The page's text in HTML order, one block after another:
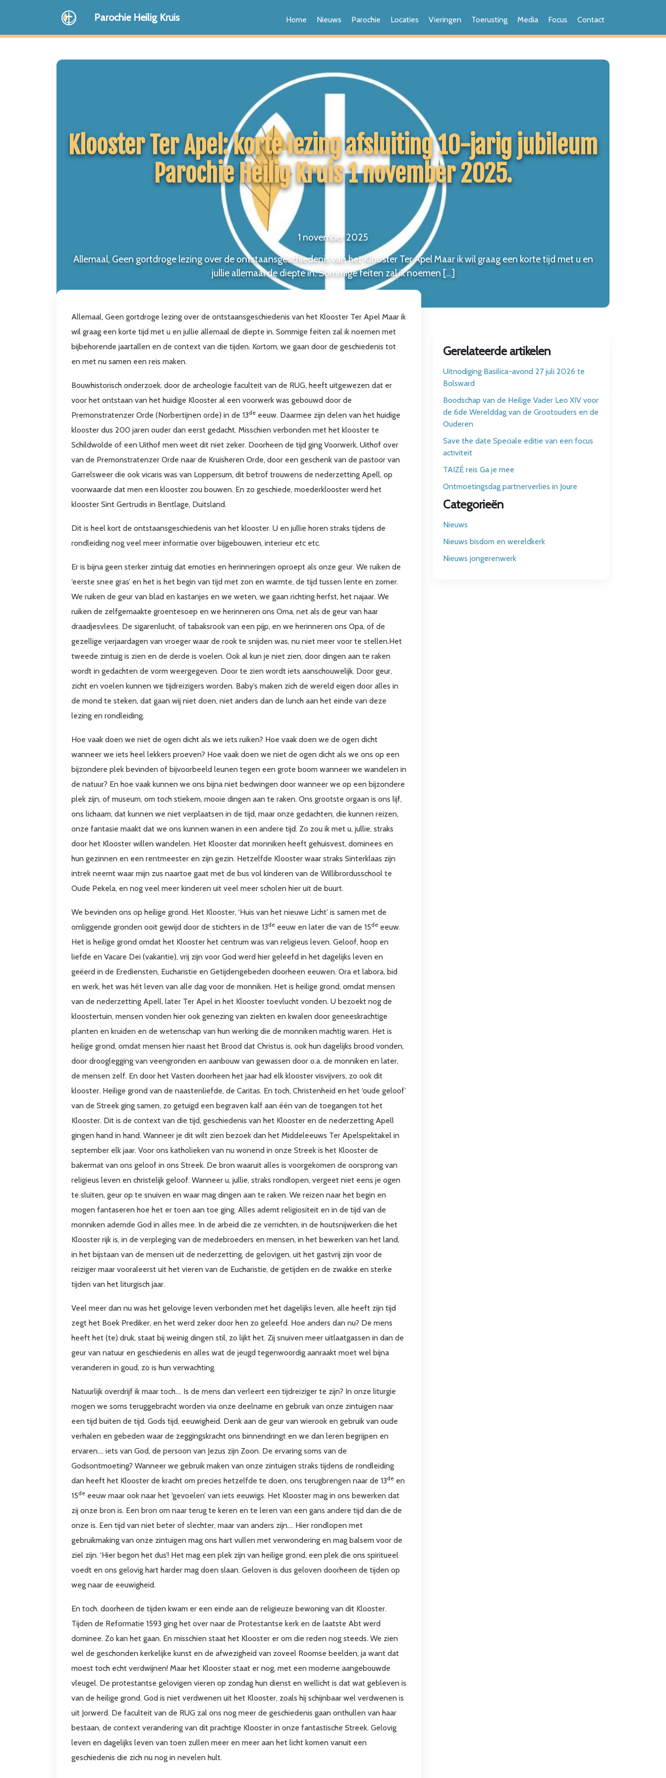
Parochie Heilig Kruis Home Nieuws Parochie Locaties Vieringen Toerusting Media Focus Contact
Klooster Ter Apel: korte lezing afsluiting 10-jarig jubileum
Parochie Heilig Kruis 1 november 2025.
1 november 2025
Allemaal, Geen gortdroge lezing over de ontstaansgeschiedenis van het Klooster Ter Apel Maar ik wil graag een korte tijd met u en
jullie allemaal de diepte in. Sommige feiten zal ik noemen […]
Allemaal, Geen gortdroge lezing over de ontstaansgeschiedenis van het Klooster Ter Apel Maar ik
wil graag een korte tijd met u en jullie allemaal de diepte in. Sommige feiten zal ik noemen met
bijbehorende jaartallen en de context van die tijden. Kortom, we gaan door de geschiedenis tot
en met nu samen een reis maken.
Bouwhistorisch onderzoek, door de archeologie faculteit van de RUG, heeft uitgewezen dat er
voor het ontstaan van het huidige Klooster al een voorwerk was gebouwd door de
Premonstratenzer Orde (Norbertijnen orde) in de 13de eeuw. Daarmee zijn delen van het huidige
klooster dus 200 jaren ouder dan eerst gedacht. Misschien verbonden met het klooster te
Schildwolde of een Uithof men weet dit niet zeker. Doorheen de tijd ging Voorwerk, Uithof over
van de Premonstratenzer Orde naar de Kruisheren Orde, door een geschenk van de pastoor van
Garrelsweer die ook vicaris was van Loppersum, dit betrof trouwens de nederzetting Apell, op
voorwaarde dat men een klooster zou bouwen. En zo geschiede, moederklooster werd het
klooster Sint Gertrudis in Bentlage, Duitsland.
Dit is heel kort de ontstaansgeschiedenis van het klooster. U en jullie horen straks tijdens de
rondleiding nog veel meer informatie over bijgebouwen, interieur etc etc.
Er is bijna geen sterker zintuig dat emoties en herinneringen oproept als onze geur. We ruiken de
‘eerste snee gras’ en het is het begin van tijd met zon en warmte, de tijd tussen lente en zomer.
We ruiken de geur van blad en kastanjes en we weten, we gaan richting herfst, het najaar. We
ruiken de zelfgemaakte groentesoep en we herinneren ons Oma, net als de geur van haar
draadjesvlees. De sigarenlucht, of tabaksrook van een pijp, en we herinneren ons Opa, of de
gezellige verjaardagen van vroeger waar de rook te snijden was, nu niet meer voor te stellen.Het
tweede zintuig is zien en de derde is voelen. Ook al kun je niet zien, door dingen aan te raken
wordt in gedachten de vorm weergegeven. Door te zien wordt iets aanschouwelijk. Door geur,
zicht en voelen kunnen we tijdreizigers worden. Baby’s maken zich de wereld eigen door alles in
de mond te steken, dat gaan wij niet doen, niet anders dan de lunch aan het einde van deze
lezing en rondleiding.
Hoe vaak doen we niet de ogen dicht als we iets ruiken? Hoe vaak doen we de ogen dicht
wanneer we iets heel lekkers proeven? Hoe vaak doen we niet de ogen dicht als we ons op een
bijzondere plek bevinden of bijvoorbeeld leunen tegen een grote boom wanneer we wandelen in
de natuur? En hoe vaak kunnen we ons bijna niet bedwingen door wanneer we op een bijzondere
plek zijn, of museum, om toch stiekem, mooie dingen aan te raken. Ons grootste orgaan is ons lijf,
ons lichaam, dat kunnen we niet verplaatsen in de tijd, maar onze gedachten, die kunnen reizen,
onze fantasie maakt dat we ons kunnen wanen in een andere tijd. Zo zou ik met u, jullie, straks
door het Klooster willen wandelen. Het Klooster dat monniken heeft gehuisvest, dominees en
hun gezinnen en een rentmeester en zijn gezin. Hetzelfde Klooster waar straks Sinterklaas zijn
intrek neemt waar mijn zus naartoe gaat met de bus vol kinderen van de Willibrordusschool te
Oude Pekela, en nog veel meer kinderen uit veel meer scholen hier uit de buurt.
We bevinden ons op heilige grond. Het Klooster, ‘Huis van het nieuwe Licht’ is samen met de
omliggende gronden ooit gewijd door de stichters in de 13de eeuw en later die van de 15de eeuw.
Het is heilige grond omdat het Klooster het centrum was van religieus leven. Geloof, hoop en
liefde en Vacare Dei (vakantie), vrij zijn voor God werd hier geleefd in het dagelijks leven en
geëerd in de Erediensten, Eucharistie en Getijdengebeden doorheen eeuwen. Ora et labora, bid
en werk, het was hét leven van alle dag voor de monniken. Het is heilige grond, omdat mensen
van de nederzetting Apell, later Ter Apel in het Klooster toevlucht vonden. U bezoekt nog de
kloostertuin, mensen vonden hier ook genezing van ziekten en kwalen door geneeskrachtige
planten en kruiden en de wetenschap van hun werking die de monniken machtig waren. Het is
heilige grond, omdat mensen hier naast het Brood dat Christus is, ook hun dagelijks brood vonden,
door drooglegging van veengronden en aanbouw van gewassen door o.a. de monniken en later,
de mensen zelf. En door het Vasten doorheen het jaar had elk klooster visvijvers, zo ook dit
klooster. Heilige grond van de naastenliefde, de Caritas. En toch, Christenheid en het ‘oude geloof’
van de Streek ging samen, zo getuigd een begraven kalf aan één van de toegangen tot het
Klooster. Dit is de context van die tijd, geschiedenis van het Klooster en de nederzetting Apell
gingen hand in hand. Wanneer je dit wilt zien bezoek dan het Middeleeuws Ter Apelspektakel in
september elk jaar. Voor ons katholieken van nu wonend in onze Streek is het Klooster de
bakermat van ons geloof in ons Streek. De bron waaruit alles is voorgekomen de oorsprong van
religieus leven en christelijk geloof. Wanneer u, jullie, straks rondlopen, vergeet niet eens je ogen
te sluiten, geur op te snuiven en waar mag dingen aan te raken. We reizen naar het begin en
mogen fantaseren hoe het er toen aan toe ging. Alles ademt religiositeit en in de tijd van de
monniken ademde God in alles mee. In de arbeid die ze verrichten, in de houtsnijwerken die het
Klooster rijk is, in de verpleging van de medebroeders en mensen, in het bewerken van het land,
in het bijstaan van de mensen uit de nederzetting, de gelovigen, uit het gastvrij zijn voor de
reiziger maar vooraleerst uit het vieren van de Eucharistie, de getijden en de zwakke en sterke
tijden van het liturgisch jaar.
Veel meer dan nu was het gelovige leven verbonden met het dagelijks leven, alle heeft zijn tijd
zegt het Boek Prediker, en het werd zeker door hen zo geleefd. Hoe anders dan nu? De mens
heeft het (te) druk, staat bij weinig dingen stil, zo lijkt het. Zij snuiven meer uitlaatgassen in dan de
geur van natuur en geschiedenis en alles wat de jeugd tegenwoordig aanraakt moet wel bijna
veranderen in goud, zo is hun verwachting.
Natuurlijk overdrijf ik maar toch…. Is de mens dan verleert een tijdreiziger te zijn? In onze liturgie
mogen we soms teruggebracht worden via onze deelname en gebruik van onze zintuigen naar
een tijd buiten de tijd. Gods tijd, eeuwigheid. Denk aan de geur van wierook en gebruik van oude
verhalen en gebeden waar de zeggingskracht ons binnendringt en we dan leren begrijpen en
ervaren…. iets van God, de persoon van Jezus zijn Zoon. De ervaring soms van de
Godsontmoeting? Wanneer we gebruik maken van onze zintuigen straks tijdens de rondleiding
dan heeft het Klooster de kracht om precies hetzelfde te doen, ons terugbrengen naar de 13de en
15de eeuw maar ook naar het ‘gevoelen’ van iets eeuwigs. Het Klooster mag in ons bewerken dat
zij onze bron is. Een bron om naar terug te keren en te leren van een gans andere tijd dan die de
onze is. Een tijd van niet beter of slechter, maar van anders zijn…. Hier rondlopen met
gebruikmaking van onze zintuigen mag ons hart vullen met verwondering en mag balsem voor de
ziel zijn. ‘Hier begon het dus’! Het mag een plek zijn van heilige grond, een plek die ons spiritueel
voedt en ons gelovig hart harder mag doen slaan. Geloven is dus geloven doorheen de tijden op
weg naar de eeuwigheid.
En toch. doorheen de tijden kwam er een einde aan de religieuze bewoning van dit Klooster.
Tijden de Reformatie 1593 ging het over naar de Protestantse kerk en de laatste Abt werd
dominee. Zo kan het gaan. En misschien staat het Klooster er om die reden nog steeds. We zien
wel de geschonden kerkelijke kunst en de afwezigheid van zoveel Roomse beelden, ja want dat
moest toch echt verdwijnen! Maar het Klooster staat er nog, met een moderne aangebouwde
vleugel. De protestantse gelovigen vieren op zondag hun dienst en wellicht is dat wat gebleven is
van de heilige grond. God is niet verdwenen uit het Klooster, zoals hij schijnbaar wel verdwenen is
uit Jorwerd. De faculteit van de RUG zal ons nog meer de geschiedenis gaan onthullen van haar
bestaan, de context verandering van dit prachtige Klooster in onze fantastische Streek. Gelovig
leven en dagelijks leven van toen zullen meer en meer aan het licht komen vanuit een
geschiedenis die zich nu nog in nevelen hult.
Gerelateerde artikelen
Uitnodiging Basilica-avond 27 juli 2026 te
Bolsward
Boodschap van de Heilige Vader Leo XIV voor
de 6de Werelddag van de Grootouders en de
Ouderen
Save the date Speciale editie van een focus
activiteit
TAIZÉ reis Ga je mee
Ontmoetingsdag partnerverlies in Joure
Categorieën
Nieuws
Nieuws bisdom en wereldkerk
Nieuws jongerenwerk